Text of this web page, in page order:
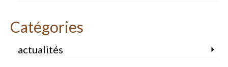
Catégories
actualités